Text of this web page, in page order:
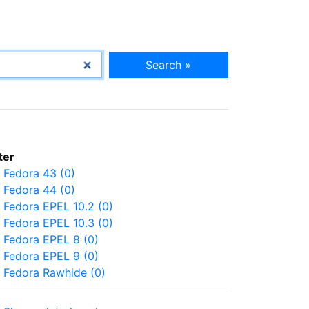
Search »
Fedora 43 (0)
Fedora 44 (0)
Fedora EPEL 10.2 (0)
Fedora EPEL 10.3 (0)
Fedora EPEL 8 (0)
Fedora EPEL 9 (0)
Fedora Rawhide (0)